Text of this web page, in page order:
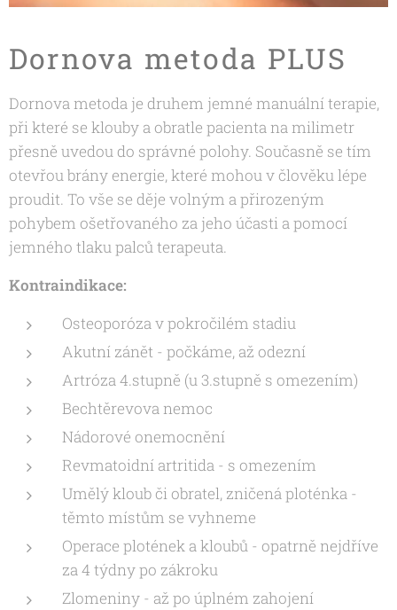
Dornova metoda PLUS
Dornova metoda je druhem jemné manuální terapie,
při které se klouby a obratle pacienta na milimetr
přesně uvedou do správné polohy. Současně se tím
otevřou brány energie, které mohou v člověku lépe
proudit. To vše se děje volným a přirozeným
pohybem ošetřovaného za jeho účasti a pomocí
jemného tlaku palců terapeuta.
Kontraindikace:
Osteoporóza v pokročilém stadiu
Akutní zánět - počkáme, až odezní
Artróza 4.stupně (u 3.stupně s omezením)
Bechtěrevova nemoc
Nádorové onemocnění
Revmatoidní artritida - s omezením
Umělý kloub či obratel, zničená ploténka -
těmto místům se vyhneme
Operace plotének a kloubů - opatrně nejdříve
za 4 týdny po zákroku
Zlomeniny - až po úplném zahojení